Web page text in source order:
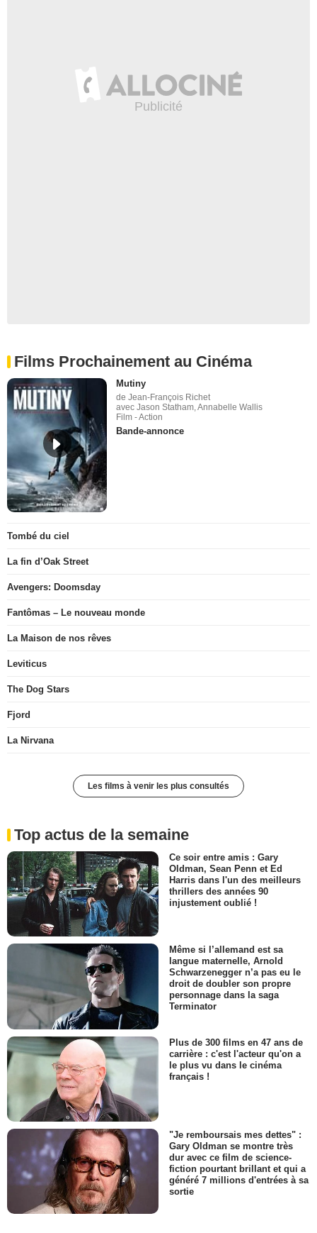
Films Prochainement au Cinéma
Mutiny
de Jean-François Richet
avec Jason Statham, Annabelle Wallis
Film - Action
Bande-annonce
Tombé du ciel
La fin d’Oak Street
Avengers: Doomsday
Fantômas – Le nouveau monde
La Maison de nos rêves
Leviticus
The Dog Stars
Fjord
La Nirvana
Les films à venir les plus consultés
Top actus de la semaine
Ce soir entre amis : Gary
Oldman, Sean Penn et Ed
Harris dans l'un des meilleurs
thrillers des années 90
injustement oublié !
Même si l’allemand est sa
langue maternelle, Arnold
Schwarzenegger n’a pas eu le
droit de doubler son propre
personnage dans la saga
Terminator
Plus de 300 films en 47 ans de
carrière : c'est l'acteur qu'on a
le plus vu dans le cinéma
français !
"Je remboursais mes dettes" :
Gary Oldman se montre très
dur avec ce film de science-
fiction pourtant brillant et qui a
généré 7 millions d'entrées à sa
sortie